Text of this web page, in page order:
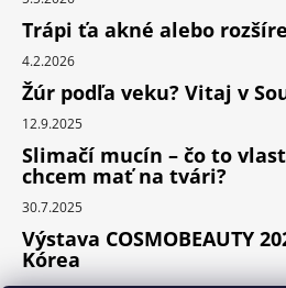
Trápi ťa akné alebo
4.2.2026
Žúr podľa veku? Vitaj v
12.9.2025
Slimačí mucín – čo to
chcem mať na tvári?
30.7.2025
Výstava COSMOBEAUTY
Kórea